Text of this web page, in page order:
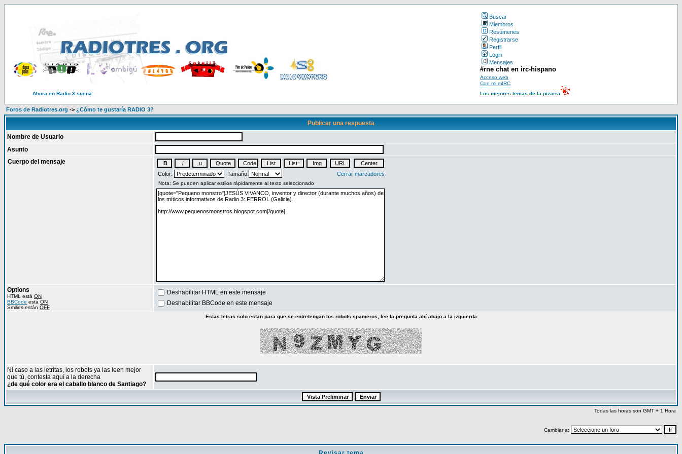
Buscar
Miembros
Resúmenes
Registrarse
Perfil
Login
Mensajes
#rne chat en irc-hispano
Acceso web
Con mi mIRC
Ahora en Radio 3 suena:
Los mejores temas de la pizarra
Foros de Radiotres.org -> ¿Cómo te gustaría RADIO 3?
Publicar una respuesta
Nombre de Usuario
Asunto
Cuerpo del mensaje
Color: Tamaño: Cerrar marcadores
Options
HTML está ON
BBCode está ON
Smilies están OFF
Deshabilitar HTML en este mensaje
Deshabilitar BBCode en este mensaje
Estas letras solo estan para que se entretengan los robots spameros, lee la pregunta ahí abajo a la izquierda
Ni caso a las letritas, los robots ya las leen mejor
que tú, contesta aquí a la derecha
¿de qué color era el caballo blanco de Santiago?
Todas las horas son GMT + 1 Hora
Cambiar a: